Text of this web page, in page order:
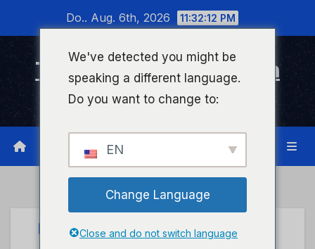
wechseln
Do.. Aug. 6th, 2026 11:32:12 PM
Timeline Bad Kreuznach
Infonetzwerk für Bad Kreuznach
UNCATEGORIZED
We've detected you might be
speaking a different language.
Do you want to change to:
EN
Change Language
Close and do not switch language